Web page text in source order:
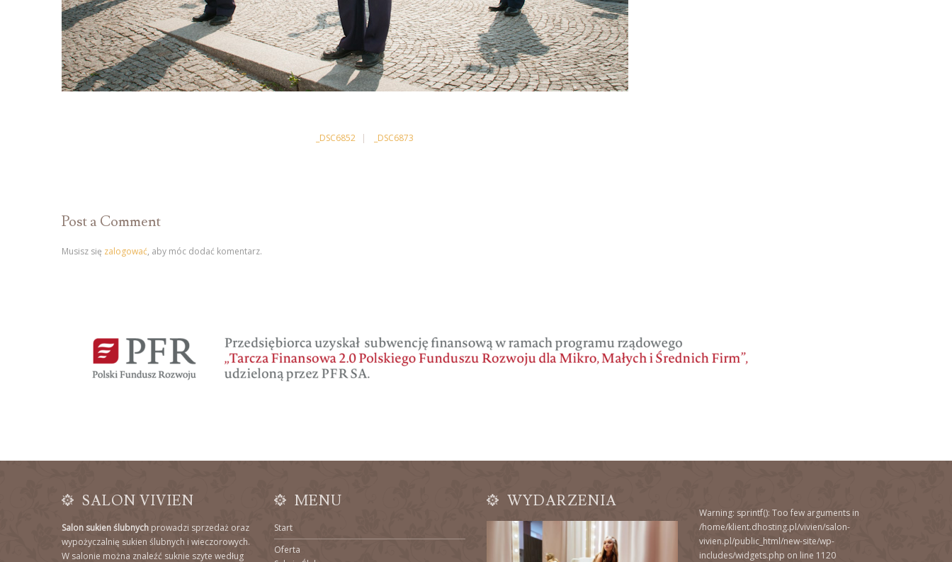
_DSC6852 _DSC6873
Post a Comment
Musisz się zalogować, aby móc dodać komentarz.
SALON VIVIEN
Salon sukien ślubnych prowadzi sprzedaż oraz
wypożyczalnię sukien ślubnych i wieczorowych.
W salonie można znaleźć suknie szyte według
MENU
Start
Oferta
WYDARZENIA
Warning: sprintf(): Too few arguments in
/home/klient.dhosting.pl/vivien/salon-
vivien.pl/public_html/new-site/wp-
includes/widgets.php on line 1120